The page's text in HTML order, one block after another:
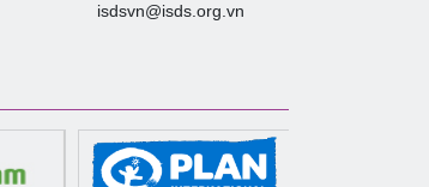
isdsvn@isds.org.vn